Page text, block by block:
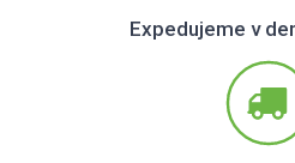
Expedujeme v